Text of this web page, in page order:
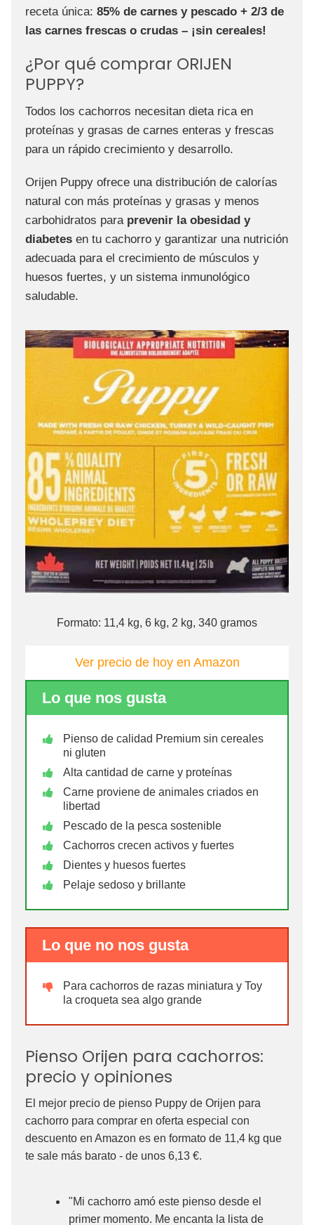
receta única: 85% de carnes y pescado + 2/3 de
las carnes frescas o crudas – ¡sin cereales!
¿Por qué comprar ORIJEN
PUPPY?
Todos los cachorros necesitan dieta rica en
proteínas y grasas de carnes enteras y frescas
para un rápido crecimiento y desarrollo.
Orijen Puppy ofrece una distribución de calorías
natural con más proteínas y grasas y menos
carbohidratos para prevenir la obesidad y
diabetes en tu cachorro y garantizar una nutrición
adecuada para el crecimiento de músculos y
huesos fuertes, y un sistema inmunológico
saludable.
Formato: 11,4 kg, 6 kg, 2 kg, 340 gramos
Ver precio de hoy en Amazon
Lo que nos gusta
Pienso de calidad Premium sin cereales
ni gluten
Alta cantidad de carne y proteínas
Carne proviene de animales criados en
libertad
Pescado de la pesca sostenible
Cachorros crecen activos y fuertes
Dientes y huesos fuertes
Pelaje sedoso y brillante
Lo que no nos gusta
Para cachorros de razas miniatura y Toy
la croqueta sea algo grande
Pienso Orijen para cachorros:
precio y opiniones
El mejor precio de pienso Puppy de Orijen para
cachorro para comprar en oferta especial con
descuento en Amazon es en formato de 11,4 kg que
te sale más barato - de unos 6,13 €.
"Mi cachorro amó este pienso desde el
primer momento. Me encanta la lista de